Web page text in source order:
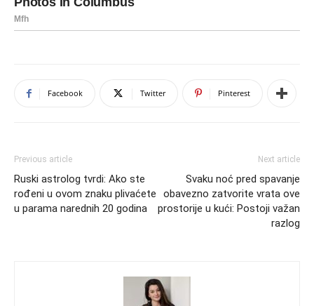
Facebook Twitter Pinterest
Previous article
Ruski astrolog tvrdi: Ako ste
rođeni u ovom znaku plivaćete
u parama narednih 20 godina
Next article
Svaku noć pred spavanje
obavezno zatvorite vrata ove
prostorije u kući: Postoji važan
razlog